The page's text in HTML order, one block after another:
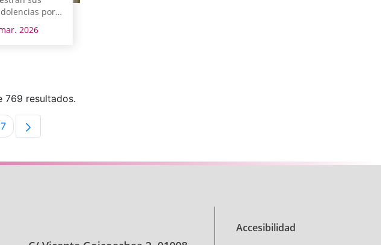
por
Javier Ortiz
2026
769 resultados.
Use TAB para desplazarse.
Accesibilidad